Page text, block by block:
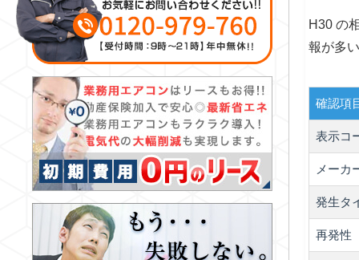
H30 の
報が多
確認項
表示コ
メーカ
発生タ
再発性